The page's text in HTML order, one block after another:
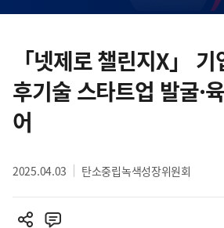
영
역
「넷제로 챌린지X」
후기술 스타트업 발굴·
어
2025.04.03 탄소중립녹색성장위원회